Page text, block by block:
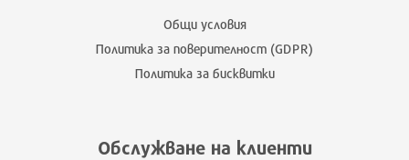
Общи условия
Политика за поверителност (GDPR)
Политика за бисквитки
Обслужване на клиенти